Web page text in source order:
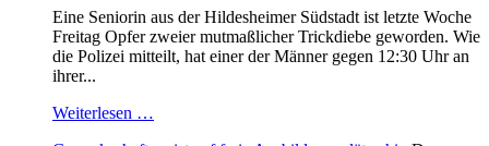
Eine Seniorin aus der Hildesheimer Südstadt ist letzte Woche
Freitag Opfer zweier mutmaßlicher Trickdiebe geworden. Wie
die Polizei mitteilt, hat einer der Männer gegen 12:30 Uhr an
ihrer...
Weiterlesen …